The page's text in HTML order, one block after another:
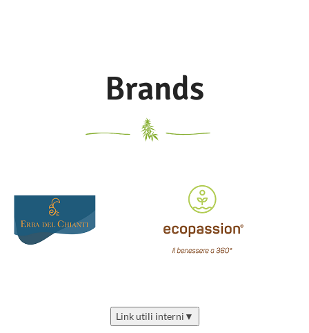
Promuove la rigenerazione
Brands
Link utili interni ▼